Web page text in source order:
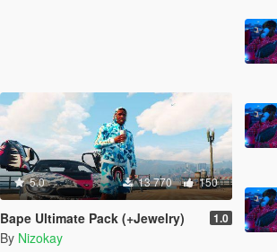
5.0 13 770 150
Bape Ultimate Pack (+Jewelry) 1.0
By Nizokay